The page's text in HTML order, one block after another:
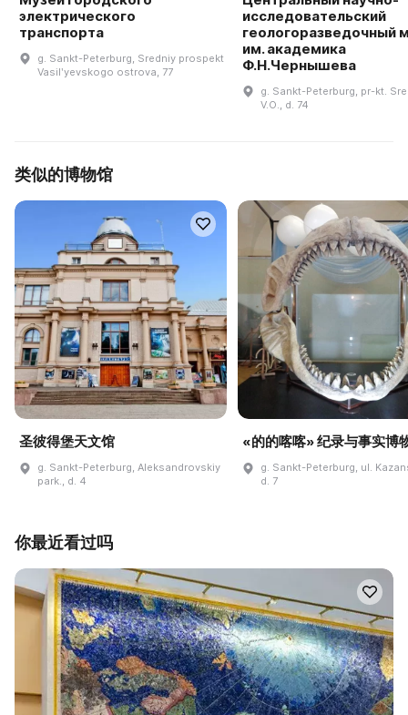
электрического
транспорта
g. Sankt-Peterburg, Sredniy prospekt
Vasilʹyevskogo ostrova, 77
исследовательский
геологоразведочный
им. академика
Ф.Н.Чернышева
g. Sankt-Peterburg, pr-kt.
V.O., d. 74
类似的博物馆
圣彼得堡天文馆
g. Sankt-Peterburg, Aleksandrovskiy
park., d. 4
«的的喀喀» 纪录与事实博
g. Sankt-Peterburg, ul.
d. 7
你最近看过吗